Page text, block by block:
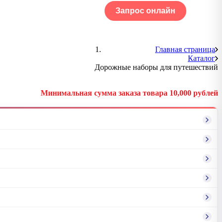
Запрос онлайн
Главная страница
Каталог
Дорожные наборы для путешествий
Минимальная сумма заказа товара 10,000 рублей